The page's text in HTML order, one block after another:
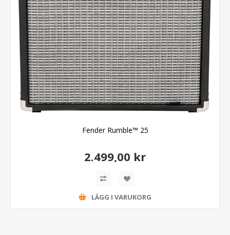
Fender Rumble™ 25
2.499,00 kr
LÄGG I VARUKORG